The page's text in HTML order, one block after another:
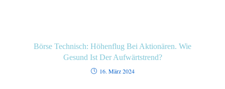
Börse Technisch: Höhenflug Bei Aktionären. Wie
Gesund Ist Der Aufwärtstrend?
16. März 2024